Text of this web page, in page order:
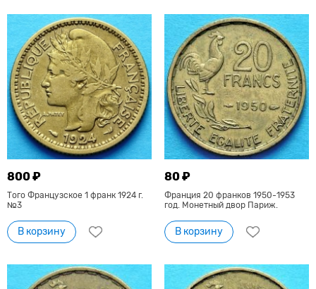
800 ₽
Того Французское 1 франк 1924 г.
№3
В корзину
80 ₽
Франция 20 франков 1950-1953
год. Монетный двор Париж.
В корзину